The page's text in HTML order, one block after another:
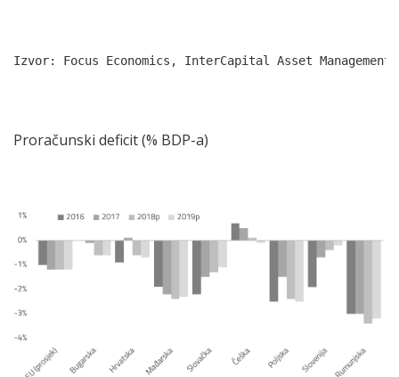
Izvor: Focus Economics, InterCapital Asset Management
Proračunski deficit (% BDP-a)